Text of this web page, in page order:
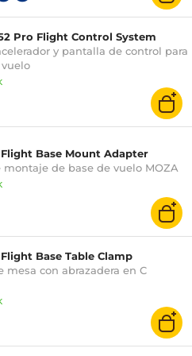
Pro Flight Control System
y pantalla de control para
Base Mount Adapter
de base de vuelo MOZA
Base Table Clamp
mesa con abrazadera en C